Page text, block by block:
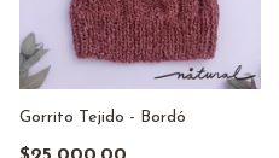
Gorrito Tejido - Bordó